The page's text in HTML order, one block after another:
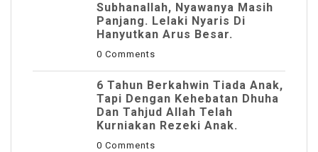
Subhanallah, Nyawanya Masih
Panjang. Lelaki Nyaris Di
Hanyutkan Arus Besar.
0 Comments
6 Tahun Berkahwin Tiada Anak,
Tapi Dengan Kehebatan Dhuha
Dan Tahjud Allah Telah
Kurniakan Rezeki Anak.
0 Comments